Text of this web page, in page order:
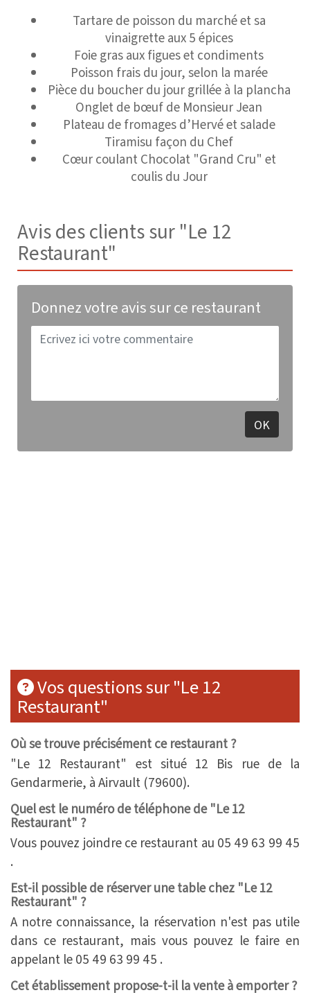
Tartare de poisson du marché et sa
vinaigrette aux 5 épices
Foie gras aux figues et condiments
Poisson frais du jour, selon la marée
Pièce du boucher du jour grillée à la plancha
Onglet de bœuf de Monsieur Jean
Plateau de fromages d’Hervé et salade
Tiramisu façon du Chef
Cœur coulant Chocolat "Grand Cru" et
coulis du Jour
Avis des clients sur "Le 12
Restaurant"
Donnez votre avis sur ce restaurant
Vos questions sur "Le 12
Restaurant"
Où se trouve précisément ce restaurant ?
"Le 12 Restaurant" est situé 12 Bis rue de la
Gendarmerie, à Airvault (79600).
Quel est le numéro de téléphone de "Le 12
Restaurant" ?
Vous pouvez joindre ce restaurant au 05 49 63 99 45
.
Est-il possible de réserver une table chez "Le 12
Restaurant" ?
A notre connaissance, la réservation n'est pas utile
dans ce restaurant, mais vous pouvez le faire en
appelant le 05 49 63 99 45 .
Cet établissement propose-t-il la vente à emporter ?